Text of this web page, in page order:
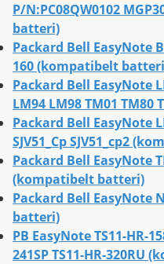
P/N:PC08QW0102
batteri)
Packard Bell EasyNote
160 (kompatibelt
Packard Bell EasyNote
LM94 LM98 TM01
Packard Bell EasyNote
SJV51_Cp SJV51_cp2
Packard Bell EasyNote
(kompatibelt batteri)
Packard Bell EasyNote
batteri)
PB EasyNote TS11-HR-
241SP TS11-HR-320RU